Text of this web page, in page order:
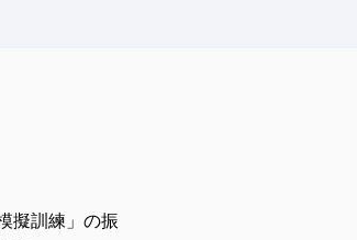
擬訓練」の振